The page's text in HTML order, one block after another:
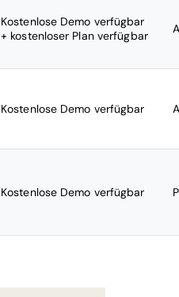
Kostenlose Demo verfügbar
+ kostenloser Plan verfügbar
Kostenlose Demo verfügbar
Kostenlose Demo verfügbar